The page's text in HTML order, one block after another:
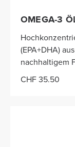
OMEGA-3
(EPA+DHA)
nachhaltigem
CHF 35.50